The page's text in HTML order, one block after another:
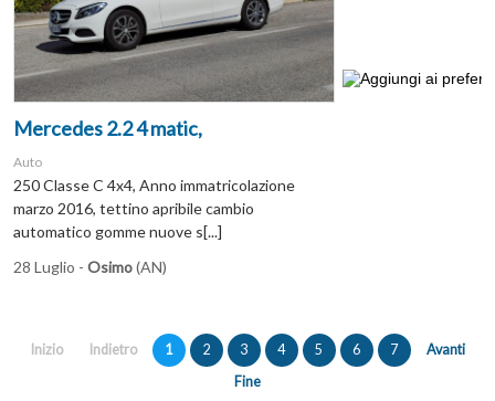
Mercedes 2.2 4 matic,
Auto
250 Classe C 4x4, Anno immatricolazione
marzo 2016, tettino apribile cambio
automatico gomme nuove s[...]
28 Luglio - Osimo(AN)
Inizio Indietro 1 2 3 4 5 6 7
Avanti
Fine